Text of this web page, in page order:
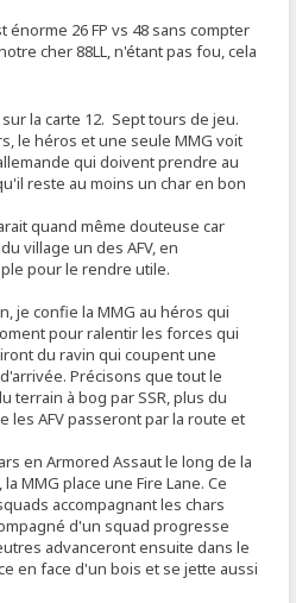
26 FP vs 48 sans compter
cher 88LL, n'étant pas fou, cela
la carte 12. Sept tours de jeu.
le héros et une seule MMG voit
qui doivent prendre au
reste au moins un char en bon
quand même douteuse car
village un des AFV, en
pour le rendre utile.
je confie la MMG au héros qui
pour ralentir les forces qui
du ravin qui coupent une
Précisons que tout le
terrain à bog par SSR, plus du
les AFV passeront par la route et
en Armored Assaut le long de la
MMG place une Fire Lane. Ce
accompagnant les chars
d'un squad progresse
advanceront ensuite dans le
en face d'un bois et se jette aussi